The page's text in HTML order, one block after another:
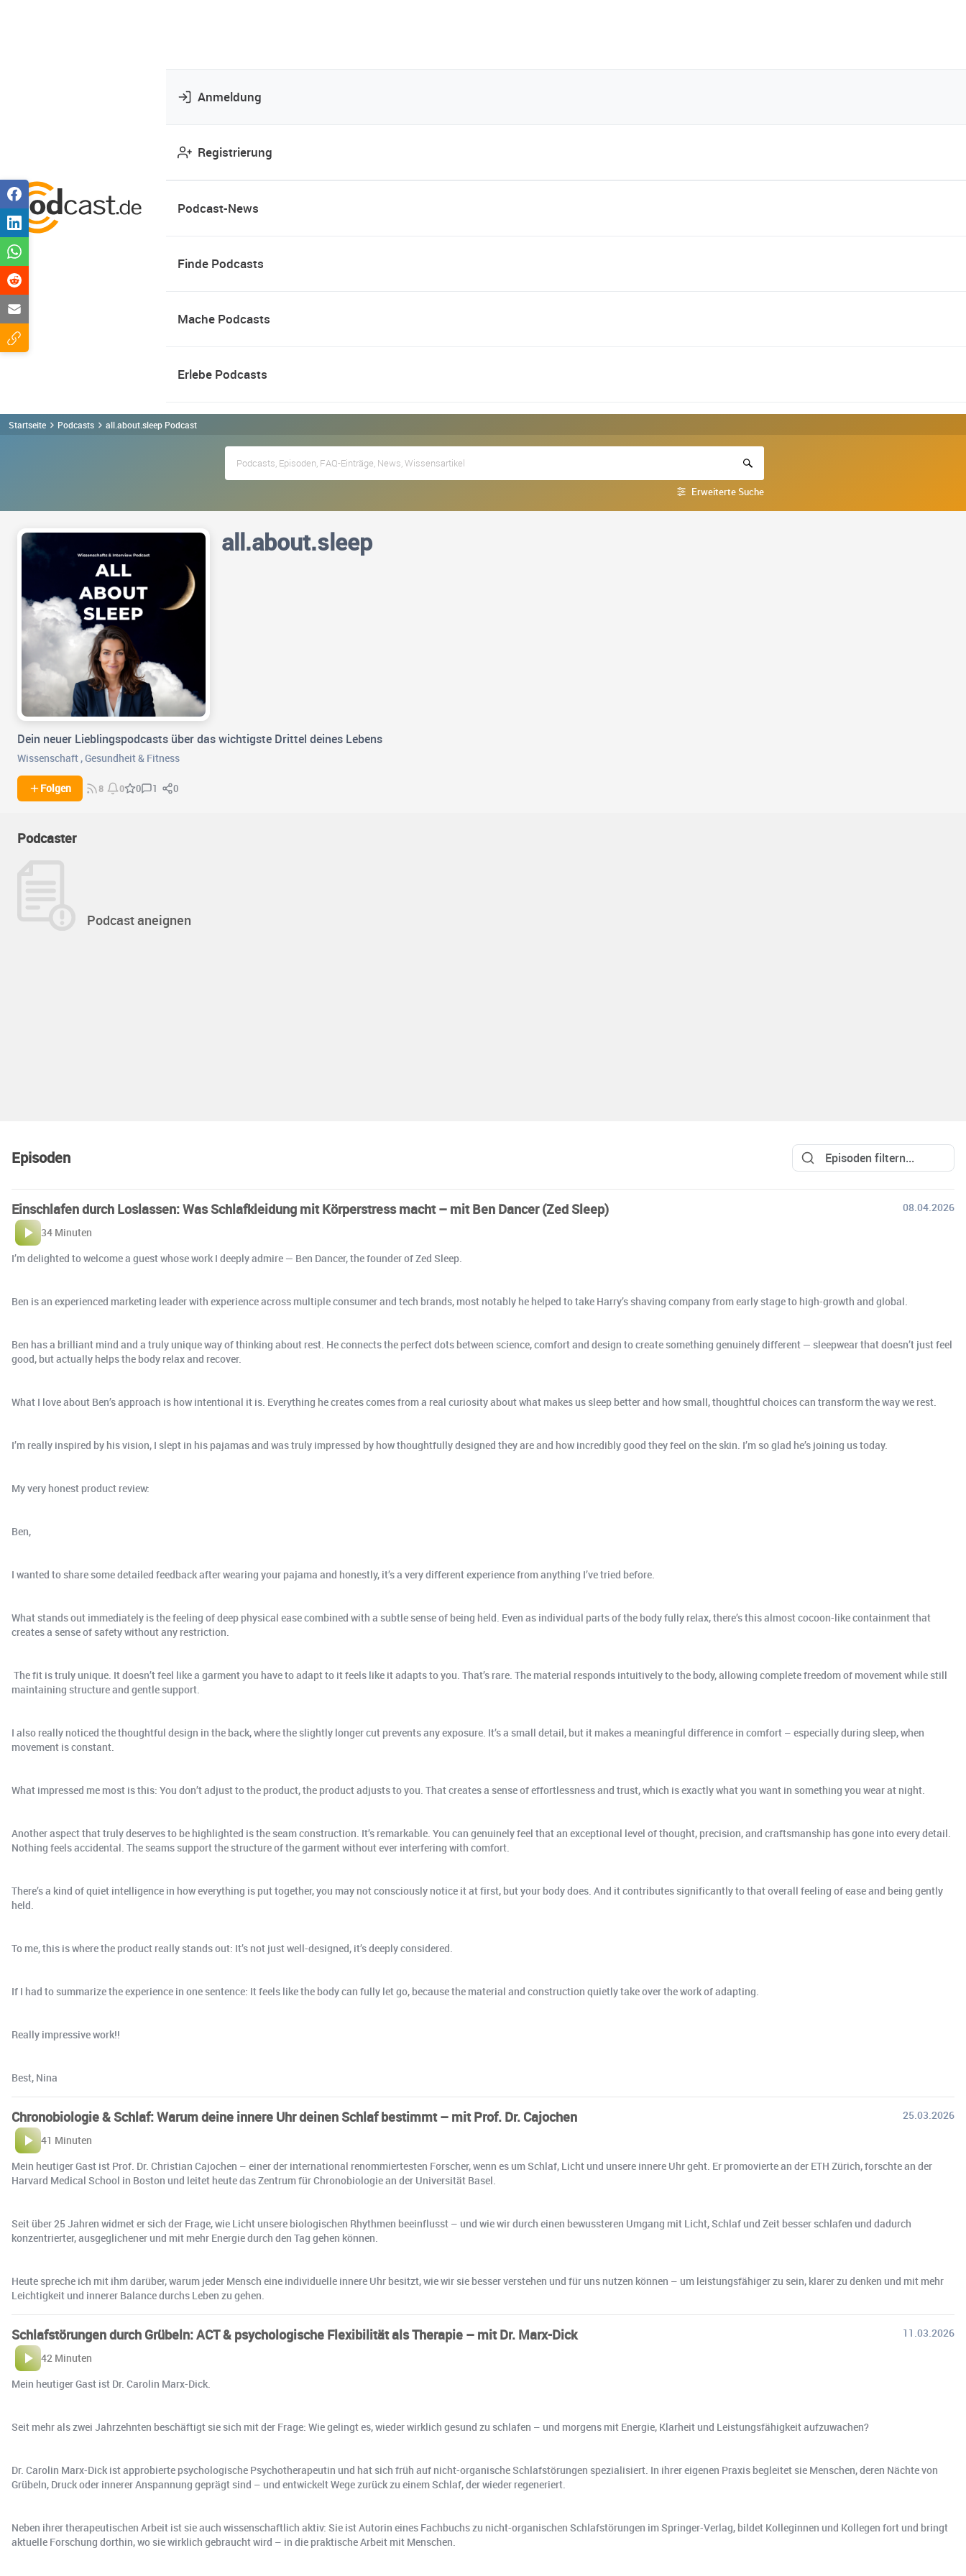
Anmeldung
Registrierung
Podcast-News
Finde Podcasts
Mache Podcasts
Erlebe Podcasts
Startseite Podcasts all.about.sleep Podcast
Erweiterte Suche
all.about.sleep
Dein neuer Lieblingspodcasts über das wichtigste Drittel deines Lebens
Wissenschaft ,Gesundheit & Fitness
Folgen 8 0 0 1 0
Podcaster
Podcast aneignen
Episoden
Einschlafen durch Loslassen: Was Schlafkleidung mit Körperstress macht – mit Ben Dancer (Zed Sleep)
08.04.2026
34 Minuten
I’m delighted to welcome a guest whose work I deeply admire — Ben Dancer, the founder of Zed Sleep.
Ben is an experienced marketing leader with experience across multiple consumer and tech brands, most notably he helped to take Harry’s shaving company from early stage to high-growth and global.
Ben has a brilliant mind and a truly unique way of thinking about rest. He connects the perfect dots between science, comfort and design to create something genuinely different — sleepwear that doesn’t just feel
good, but actually helps the body relax and recover.
What I love about Ben’s approach is how intentional it is. Everything he creates comes from a real curiosity about what makes us sleep better and how small, thoughtful choices can transform the way we rest.
I’m really inspired by his vision, I slept in his pajamas and was truly impressed by how thoughtfully designed they are and how incredibly good they feel on the skin. I’m so glad he’s joining us today.
My very honest product review:
Ben,
I wanted to share some detailed feedback after wearing your pajama and honestly, it’s a very different experience from anything I’ve tried before.
What stands out immediately is the feeling of deep physical ease combined with a subtle sense of being held. Even as individual parts of the body fully relax, there’s this almost cocoon-like containment that
creates a sense of safety without any restriction.
The fit is truly unique. It doesn’t feel like a garment you have to adapt to it feels like it adapts to you. That’s rare. The material responds intuitively to the body, allowing complete freedom of movement while still
maintaining structure and gentle support.
I also really noticed the thoughtful design in the back, where the slightly longer cut prevents any exposure. It’s a small detail, but it makes a meaningful difference in comfort – especially during sleep, when
movement is constant.
What impressed me most is this: You don’t adjust to the product, the product adjusts to you. That creates a sense of effortlessness and trust, which is exactly what you want in something you wear at night.
Another aspect that truly deserves to be highlighted is the seam construction. It’s remarkable. You can genuinely feel that an exceptional level of thought, precision, and craftsmanship has gone into every detail.
Nothing feels accidental. The seams support the structure of the garment without ever interfering with comfort.
There’s a kind of quiet intelligence in how everything is put together, you may not consciously notice it at first, but your body does. And it contributes significantly to that overall feeling of ease and being gently
held.
To me, this is where the product really stands out: It’s not just well-designed, it’s deeply considered.
If I had to summarize the experience in one sentence: It feels like the body can fully let go, because the material and construction quietly take over the work of adapting.
Really impressive work!!
Best, Nina
Chronobiologie & Schlaf: Warum deine innere Uhr deinen Schlaf bestimmt – mit Prof. Dr. Cajochen
25.03.2026
41 Minuten
Mein heutiger Gast ist Prof. Dr. Christian Cajochen – einer der international renommiertesten Forscher, wenn es um Schlaf, Licht und unsere innere Uhr geht. Er promovierte an der ETH Zürich, forschte an der
Harvard Medical School in Boston und leitet heute das Zentrum für Chronobiologie an der Universität Basel.
Seit über 25 Jahren widmet er sich der Frage, wie Licht unsere biologischen Rhythmen beeinflusst – und wie wir durch einen bewussteren Umgang mit Licht, Schlaf und Zeit besser schlafen und dadurch
konzentrierter, ausgeglichener und mit mehr Energie durch den Tag gehen können.
Heute spreche ich mit ihm darüber, warum jeder Mensch eine individuelle innere Uhr besitzt, wie wir sie besser verstehen und für uns nutzen können – um leistungsfähiger zu sein, klarer zu denken und mit mehr
Leichtigkeit und innerer Balance durchs Leben zu gehen.
Schlafstörungen durch Grübeln: ACT & psychologische Flexibilität als Therapie – mit Dr. Marx-Dick
11.03.2026
42 Minuten
Mein heutiger Gast ist Dr. Carolin Marx-Dick.
Seit mehr als zwei Jahrzehnten beschäftigt sie sich mit der Frage: Wie gelingt es, wieder wirklich gesund zu schlafen – und morgens mit Energie, Klarheit und Leistungsfähigkeit aufzuwachen?
Dr. Carolin Marx-Dick ist approbierte psychologische Psychotherapeutin und hat sich früh auf nicht-organische Schlafstörungen spezialisiert. In ihrer eigenen Praxis begleitet sie Menschen, deren Nächte von
Grübeln, Druck oder innerer Anspannung geprägt sind – und entwickelt Wege zurück zu einem Schlaf, der wieder regeneriert.
Neben ihrer therapeutischen Arbeit ist sie auch wissenschaftlich aktiv: Sie ist Autorin eines Fachbuchs zu nicht-organischen Schlafstörungen im Springer-Verlag, bildet Kolleginnen und Kollegen fort und bringt
aktuelle Forschung dorthin, wo sie wirklich gebraucht wird – in die praktische Arbeit mit Menschen.